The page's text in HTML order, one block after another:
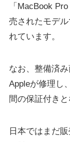
「MacBook
売されたモデ
れています。
なお、整備済
Appleが修理し
間の保証付きと
日本ではまだ